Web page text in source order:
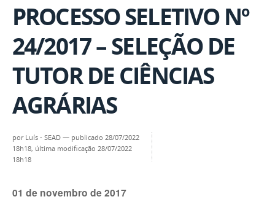
PROCESSO SELETIVO Nº
24/2017 – SELEÇÃO DE
TUTOR DE CIÊNCIAS
AGRÁRIAS
por Luís - SEAD — publicado 28/07/2022
18h18, última modificação 28/07/2022
18h18
01 de novembro de 2017